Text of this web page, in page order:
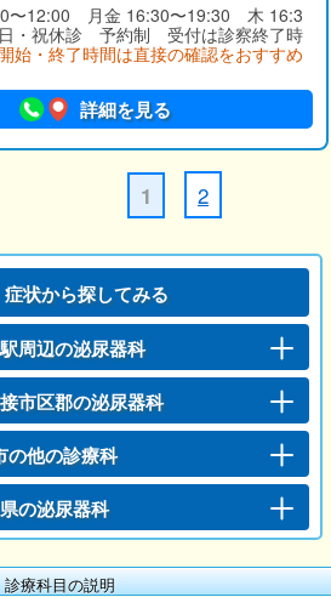
〜12:00 月金 16:30〜19:30 木 16:3
・祝休診 予約制 受付は診察終了時
始・終了時間は直接の確認をおすすめ
詳細を見る
1 2
状から探してみる
周辺の泌尿器科
市区郡の泌尿器科
の他の診療科
の泌尿器科
診療科目の説明